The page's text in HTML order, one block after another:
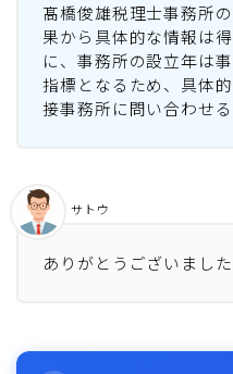
髙橋俊雄税理士事務所
果から具体的な情報は
に、事務所の設立年は
指標となるため、具体
接事務所に問い合わせ
ありがとうございました
サトウ